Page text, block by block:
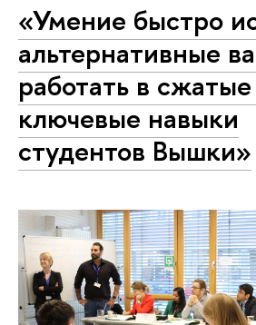
«Умение быстро
альтернативные
работать в
ключевые навыки
студентов Вышки»